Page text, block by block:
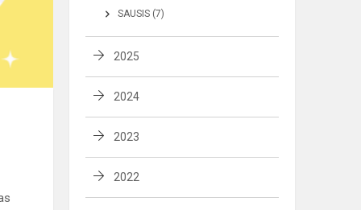
SAUSIS (7)
2025
2024
2023
2022